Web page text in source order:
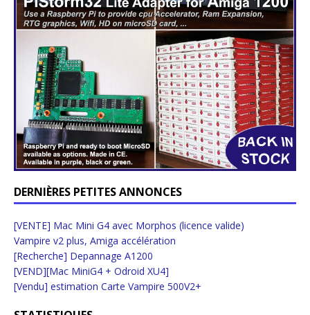
DERNIÈRES PETITES ANNONCES
[VENTE] Mac Mini G4 avec Morphos (licence valide)
Vampire v2 plus, Amiga accélération
[Recherche] Depannage A1200
[VEND][Mac MiniG4 + Odroid XU4]
[Vendu] estimation Carte Vampire 500V2+